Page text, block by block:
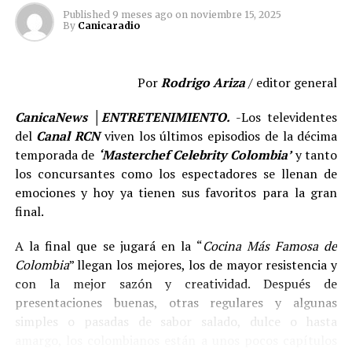
«TÓXICA»estará disponible en todas las plataformas
digitales de audio y video desde el 21 de enero de 2022.
Nació el 29 de enero de 1989 en Pinar del Rio, Cuba, más
conocido como Charles Luis, es cantante y compositor
de música urbana.
Desarrolló su pasión en la música latinoamericana a una
edad temprana y comenzó a componer sus primeras
canciones desde los 15 años de edad. A sus 22 años, se
2015 radicado en Suiza comenzó su trabajo musical bajo
el nombre de Charles Luis, desde ese entonces empezó a
buscar la forma de hacer realidad su sueño como
cantante grabando y produciendo sus propias
Published 9 meses ago on noviembre 15, 2025
By Canicaradio
PorRodrigo Ariza/ editor general
CanicaNews │ENTRETENIMIENTO. -Los televidentes
del Canal RCNviven los últimos episodios de la décima
temporada de ‘Masterchef Celebrity Colombia’y tanto
los concursantes como los espectadores se llenan de
emociones y hoy ya tienen sus favoritos para la gran
final.
A la final que se jugará en la “Cocina Más Famosa de
Colombia” llegan los mejores, los de mayor resistencia y
con la mejor sazón y creatividad. Después de
presentaciones buenas, otras regulares y algunas
simples o pasadas de sabor salado, dulce o hasta